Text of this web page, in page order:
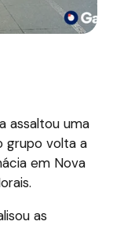
assaltou uma
grupo volta a
em Nova
as